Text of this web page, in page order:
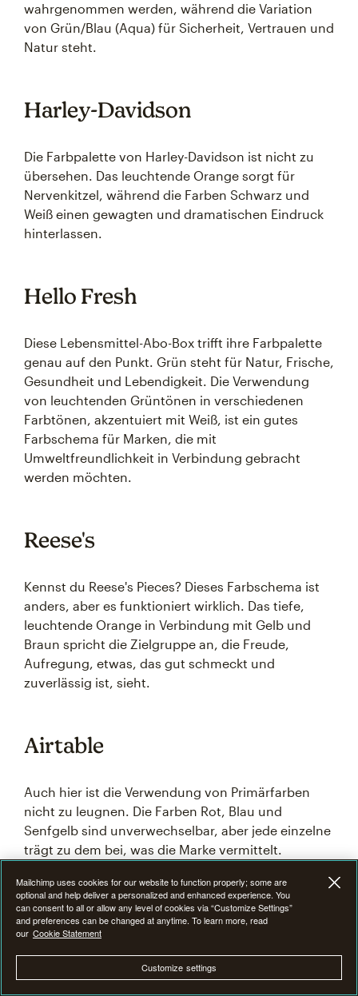
wahrgenommen werden, während die Variation
von Grün/Blau (Aqua) für Sicherheit, Vertrauen und
Natur steht.
Harley-Davidson
Die Farbpalette von Harley-Davidson ist nicht zu
übersehen. Das leuchtende Orange sorgt für
Nervenkitzel, während die Farben Schwarz und
Weiß einen gewagten und dramatischen Eindruck
hinterlassen.
Hello Fresh
Diese Lebensmittel-Abo-Box trifft ihre Farbpalette
genau auf den Punkt. Grün steht für Natur, Frische,
Gesundheit und Lebendigkeit. Die Verwendung
von leuchtenden Grüntönen in verschiedenen
Farbtönen, akzentuiert mit Weiß, ist ein gutes
Farbschema für Marken, die mit
Umweltfreundlichkeit in Verbindung gebracht
werden möchten.
Reese's
Kennst du Reese's Pieces? Dieses Farbschema ist
anders, aber es funktioniert wirklich. Das tiefe,
leuchtende Orange in Verbindung mit Gelb und
Braun spricht die Zielgruppe an, die Freude,
Aufregung, etwas, das gut schmeckt und
zuverlässig ist, sieht.
Airtable
Auch hier ist die Verwendung von Primärfarben
nicht zu leugnen. Die Farben Rot, Blau und
Senfgelb sind unverwechselbar, aber jede einzelne
trägt zu dem bei, was die Marke vermittelt.
Software bietet.
Burger King
Mailchimp uses cookies for our website to function properly; some are
optional and help deliver a personalized and enhanced experience. You
can consent to all or allow any level of cookies via “Customize Settings”
and preferences can be changed at anytime. To learn more, read
our Cookie Statement
Customize settings